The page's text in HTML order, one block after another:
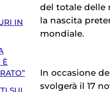
IN
È
del totale delle
la nascita
mondiale.
In occasione
svolgerà il 17